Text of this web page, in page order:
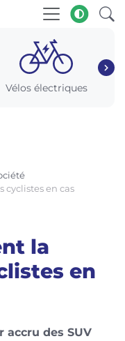
Vélos électriques
cyclistes en cas
la
en
accru des SUV